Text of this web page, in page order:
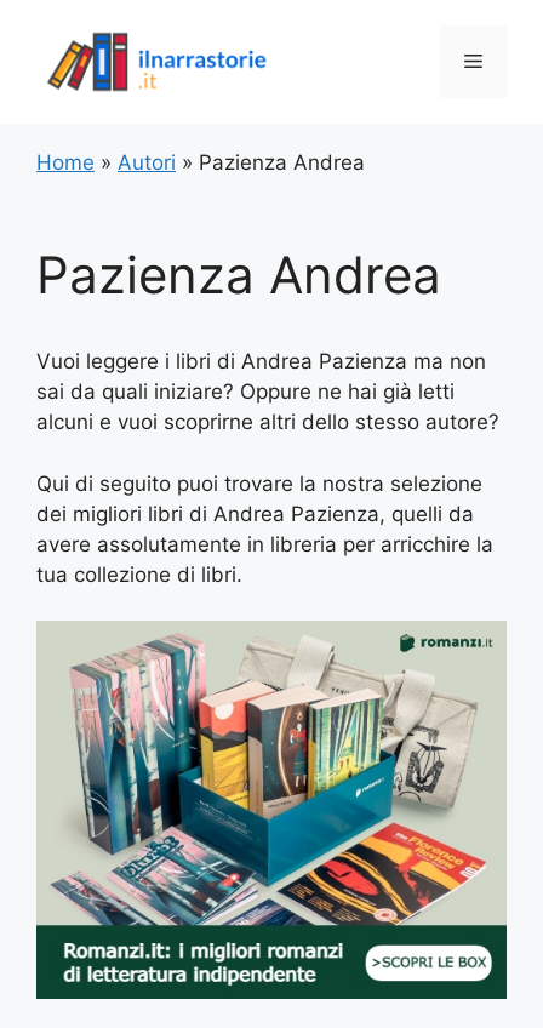
contenuto
Menu
Home » Autori » Pazienza Andrea
Pazienza Andrea
Vuoi leggere i libri di Andrea Pazienza ma non
sai da quali iniziare? Oppure ne hai già letti
alcuni e vuoi scoprirne altri dello stesso autore?
Qui di seguito puoi trovare la nostra selezione
dei migliori libri di Andrea Pazienza, quelli da
avere assolutamente in libreria per arricchire la
tua collezione di libri.